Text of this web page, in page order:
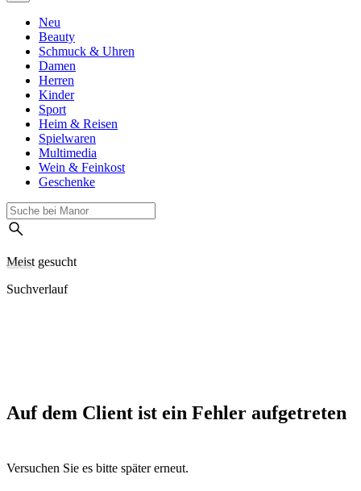
Neu
Beauty
Schmuck & Uhren
Damen
Herren
Kinder
Sport
Heim & Reisen
Spielwaren
Multimedia
Wein & Feinkost
Geschenke
Meist gesucht
Suchverlauf
Auf dem Client ist ein Fehler aufgetreten
Versuchen Sie es bitte später erneut.